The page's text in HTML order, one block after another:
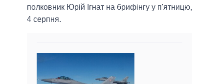
полковник Юрій Ігнат на брифінгу у п'ятницю,
4 серпня.